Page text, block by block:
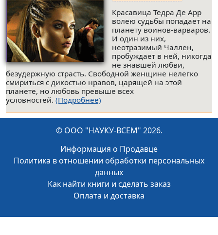
Красавица Тедра Де Арр
волею судьбы попадает на
планету воинов-варваров.
И один из них,
неотразимый Чаллен,
пробуждает в ней, никогда
не знавшей любви,
безудержную страсть. Свободной женщине нелегко
смириться с дикостью нравов, царящей на этой
планете, но любовь превыше всех
условностей. (Подробнее)
© ООО "НАУКУ-ВСЕМ" 2026.
Информация о Продавце
Политика в отношении обработки персональных
данных
Как найти книги и сделать заказ
Оплата и доставка